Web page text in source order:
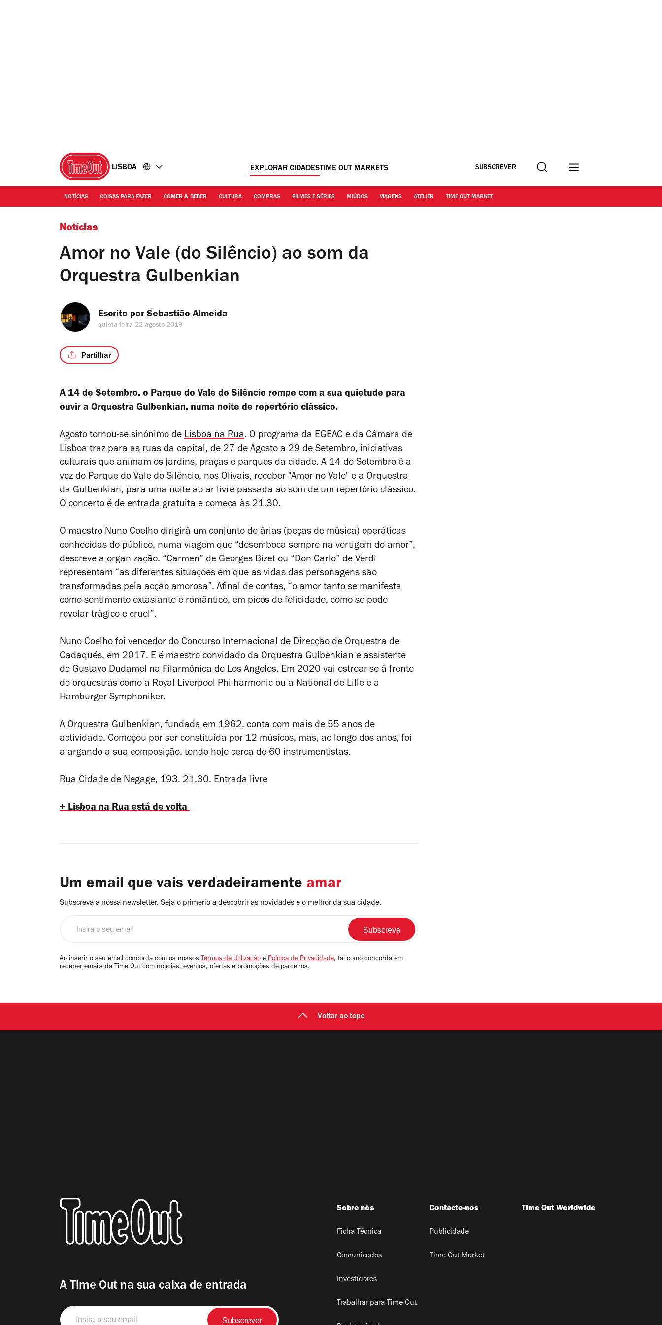
LISBOA EXPLORAR CIDADESTIME OUT MARKETS SUBSCREVER Procurar
NOTÍCIAS COISAS PARA FAZER COMER & BEBER CULTURA COMPRAS FILMES E SÉRIES MIÚDOS VIAGENS ATELIER TIME OUT MARKET
Notícias
Amor no Vale (do Silêncio) ao som da
Orquestra Gulbenkian
Escrito por Sebastião Almeida
quinta-feira 22 agosto 2019
Partilhar
A 14 de Setembro, o Parque do Vale do Silêncio rompe com a sua quietude para
ouvir a Orquestra Gulbenkian, numa noite de repertório clássico.
Agosto tornou-se sinónimo de Lisboa na Rua. O programa da EGEAC e da Câmara de
Lisboa traz para as ruas da capital, de 27 de Agosto a 29 de Setembro, iniciativas
culturais que animam os jardins, praças e parques da cidade. A 14 de Setembro é a
vez do Parque do Vale do Silêncio, nos Olivais, receber "Amor no Vale" e a Orquestra
da Gulbenkian, para uma noite ao ar livre passada ao som de um repertório clássico.
O concerto é de entrada gratuita e começa às 21.30.
O maestro Nuno Coelho dirigirá um conjunto de árias (peças de música) operáticas
conhecidas do público, numa viagem que “desemboca sempre na vertigem do amor”,
descreve a organização. “Carmen” de Georges Bizet ou “Don Carlo” de Verdi
representam “as diferentes situações em que as vidas das personagens são
transformadas pela acção amorosa”. Afinal de contas, “o amor tanto se manifesta
como sentimento extasiante e romântico, em picos de felicidade, como se pode
revelar trágico e cruel”.
Nuno Coelho foi vencedor do Concurso Internacional de Direcção de Orquestra de
Cadaqués, em 2017. E é maestro convidado da Orquestra Gulbenkian e assistente
de Gustavo Dudamel na Filarmónica de Los Angeles. Em 2020 vai estrear-se à frente
de orquestras como a Royal Liverpool Philharmonic ou a National de Lille e a
Hamburger Symphoniker.
A Orquestra Gulbenkian, fundada em 1962, conta com mais de 55 anos de
actividade. Começou por ser constituída por 12 músicos, mas, ao longo dos anos, foi
alargando a sua composição, tendo hoje cerca de 60 instrumentistas.
Rua Cidade de Negage, 193. 21.30. Entrada livre
+ Lisboa na Rua está de volta
Um email que vais verdadeiramente amar
Subscreva a nossa newsletter. Seja o primerio a descobrir as novidades e o melhor da sua cidade.
email
Ao inserir o seu email concorda com os nossos Termos de Utilização e Política de Privacidade, tal como concorda em
receber emails da Time Out com notícias, eventos, ofertas e promoções de parceiros.
Voltar ao topo
A Time Out na sua caixa de entrada
Insira
o
Sobre nós
Ficha Técnica
Comunicados
Investidores
Trabalhar para Time Out
Contacte-nos
Publicidade
Time Out Market
Time Out Worldwide